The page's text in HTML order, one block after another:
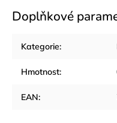
Doplňkové
Kategorie:
Hmotnost:
EAN: